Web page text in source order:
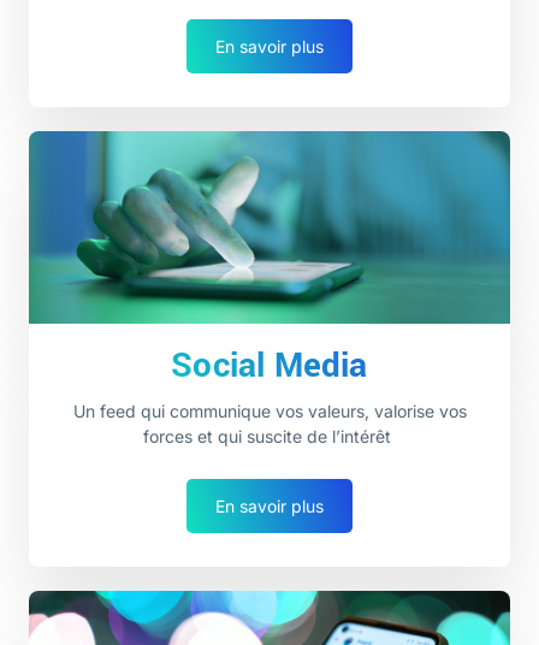
En savoir plus
Social Media
Un feed qui communique vos valeurs, valorise vos
forces et qui suscite de l’intérêt
En savoir plus